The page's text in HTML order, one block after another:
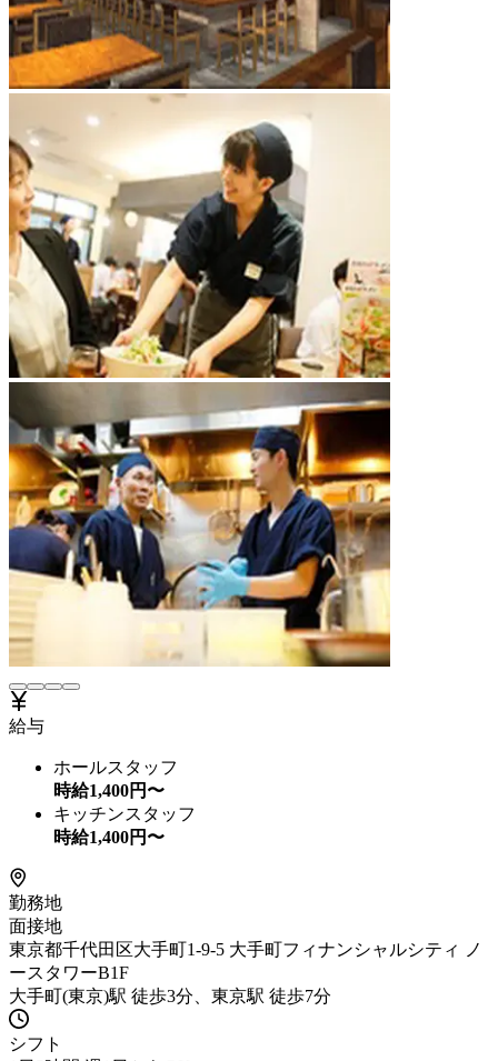
給与
ホールスタッフ
時給1,400円〜
キッチンスタッフ
時給1,400円〜
勤務地
面接地
東京都千代田区大手町1-9-5 大手町フィナンシャルシティ ノ
ースタワーB1F
大手町(東京)駅 徒歩3分、東京駅 徒歩7分
シフト